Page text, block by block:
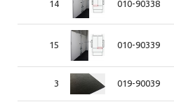
14 010-90338
15 010-90339
3 019-90039